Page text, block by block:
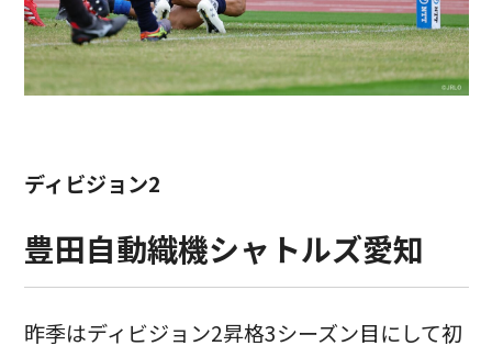
ディビジョン2
豊田自動織機シャトルズ愛知
昨季はディビジョン2昇格3シーズン目にして初